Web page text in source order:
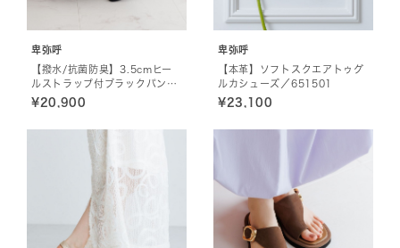
卑弥呼
【撥水/抗菌防臭】3.5cmヒー
ルストラップ付ブラックパンプ
ス／600005
¥20,900
卑弥呼
【本革】ソフトスクエアトゥグ
ルカシューズ／651501
¥23,100